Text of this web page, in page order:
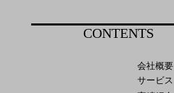
CONTENTS
会社概要
サービス